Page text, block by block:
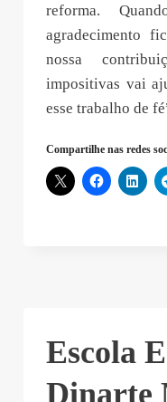
reforma.
agradecimento
nossa
impositivas vai
esse trabalho de
Compartilhe nas redes
Escola
Dinarte